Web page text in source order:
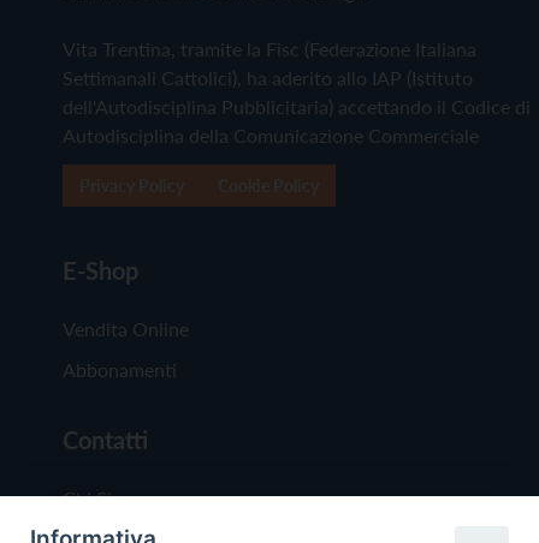
Vita Trentina, tramite la Fisc (Federazione Italiana
Settimanali Cattolici), ha aderito allo IAP (Istituto
dell'Autodisciplina Pubblicitaria) accettando il Codice di
Autodisciplina della Comunicazione Commerciale
E-Shop
Vendita Online
Abbonamenti
Contatti
Chi Siamo